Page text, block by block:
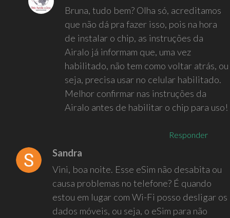
Bruna, tudo bem? Olha só, acreditamos
que não dá pra fazer isso, pois na hora
de instalar o chip, as instruções da
Airalo já informam que, uma vez
habilitado, não tem como voltar atrás, ou
seja, precisa usar no celular habilitado.
Melhor confirmar nas instruções da
Airalo antes de habilitar o chip para uso!
Responder
Sandra
Vini, boa noite. Esse eSim não desabita ou
causa problemas no telefone? É quando
estou em lugar com Wi-Fi posso desligar os
dados móveis, ou seja, o eSim para não